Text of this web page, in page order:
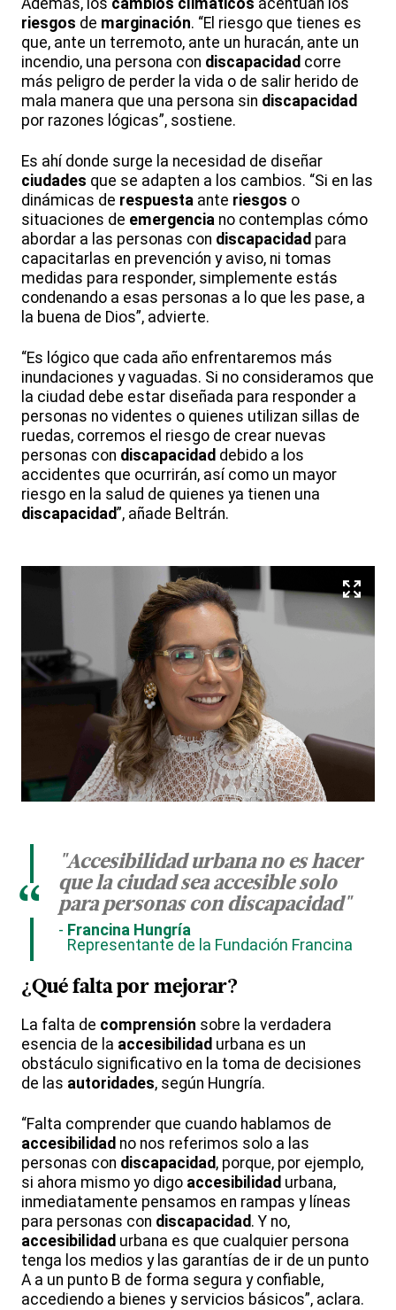
riesgos de marginación. “El riesgo que tienes es
que, ante un terremoto, ante un huracán, ante un
incendio, una persona con discapacidad corre
más peligro de perder la vida o de salir herido de
mala manera que una persona sin discapacidad
por razones lógicas”, sostiene.
Es ahí donde surge la necesidad de diseñar
ciudades que se adapten a los cambios. “Si en las
dinámicas de respuesta ante riesgos o
situaciones de emergencia no contemplas cómo
abordar a las personas con discapacidad para
capacitarlas en prevención y aviso, ni tomas
medidas para responder, simplemente estás
condenando a esas personas a lo que les pase, a
la buena de Dios”, advierte.
“Es lógico que cada año enfrentaremos más
inundaciones y vaguadas. Si no consideramos que
la ciudad debe estar diseñada para responder a
personas no videntes o quienes utilizan sillas de
ruedas, corremos el riesgo de crear nuevas
personas con discapacidad debido a los
accidentes que ocurrirán, así como un mayor
riesgo en la salud de quienes ya tienen una
discapacidad”, añade Beltrán.
"Accesibilidad urbana no es hacer
que la ciudad sea accesible solo
para personas con discapacidad"
Francina Hungría
Representante de la Fundación Francina
“
¿Qué falta por mejorar?
La falta de comprensión sobre la verdadera
esencia de la accesibilidad urbana es un
obstáculo significativo en la toma de decisiones
de las autoridades, según Hungría.
“Falta comprender que cuando hablamos de
accesibilidad no nos referimos solo a las
personas con discapacidad, porque, por ejemplo,
si ahora mismo yo digo accesibilidad urbana,
inmediatamente pensamos en rampas y líneas
para personas con discapacidad. Y no,
accesibilidad urbana es que cualquier persona
tenga los medios y las garantías de ir de un punto
A a un punto B de forma segura y confiable,
accediendo a bienes y servicios básicos”, aclara.